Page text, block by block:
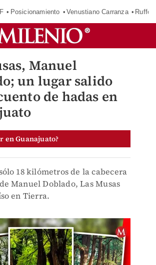
Posicionamiento Venustiano Carranza Ruffo
Manuel
un lugar salido
de hadas en
en Guanajuato?
18 kilómetros de la cabecera
Manuel Doblado, Las Musas
en Tierra.